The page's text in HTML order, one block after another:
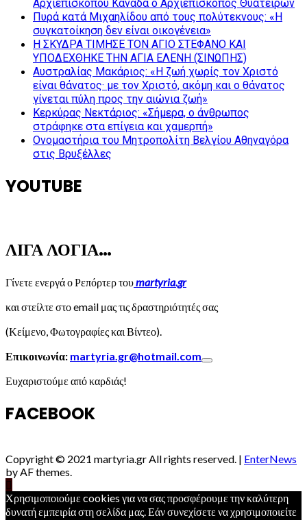
Αρχιεπισκόπου Καναδά ο Αρχιεπίσκοπος Θυατείρων
Πυρά κατά Μιχαηλίδου από τους πολύτεκνους: «Η
συγκατοίκηση δεν είναι οικογένεια»
Η ΣΚΥΔΡΑ ΤΙΜΗΣΕ ΤΟΝ ΑΓΙΟ ΣΤΕΦΑΝΟ ΚΑΙ
ΥΠΟΔΕΧΘΗΚΕ ΤΗΝ ΑΓΙΑ ΕΛΕΝΗ (ΣΙΝΩΠΗΣ)
Αυστραλίας Μακάριος: «Η ζωή χωρίς τον Χριστό
είναι θάνατος· με τον Χριστό, ακόμη και ο θάνατος
γίνεται πύλη προς την αιώνια ζωή»
Κερκύρας Νεκτάριος: «Σήμερα, ο άνθρωπος
στράφηκε στα επίγεια και χαμερπή»
Ονομαστήρια του Μητροπολίτη Βελγίου Αθηναγόρα
στις Βρυξέλλες
YOUTUBE
ΛΙΓΑ ΛΟΓΙΑ…
Γίνετε ενεργά ο Ρεπόρτερ τουmartyria.gr
και στείλτε στο email μας τις δραστηριότητές σας
(Κείμενο, Φωτογραφίες και Βίντεο).
Επικοινωνία: martyria.gr@hotmail.com
Ευχαριστούμε από καρδιάς!
FACEBOOK
Copyright © 2021 martyria.gr All rights reserved. | EnterNews
by AF themes.
Χρησιμοποιούμε cookies για να σας προσφέρουμε την καλύτερη
δυνατή εμπειρία στη σελίδα μας. Εάν συνεχίσετε να χρησιμοποιείτε